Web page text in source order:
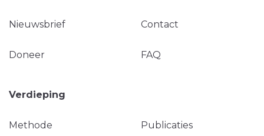
Nieuwsbrief Contact
Doneer FAQ
Verdieping
Methode Publicaties